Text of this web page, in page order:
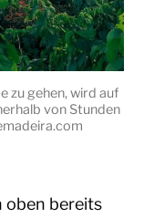
zu gehen, wird auf
von Stunden
oben bereits